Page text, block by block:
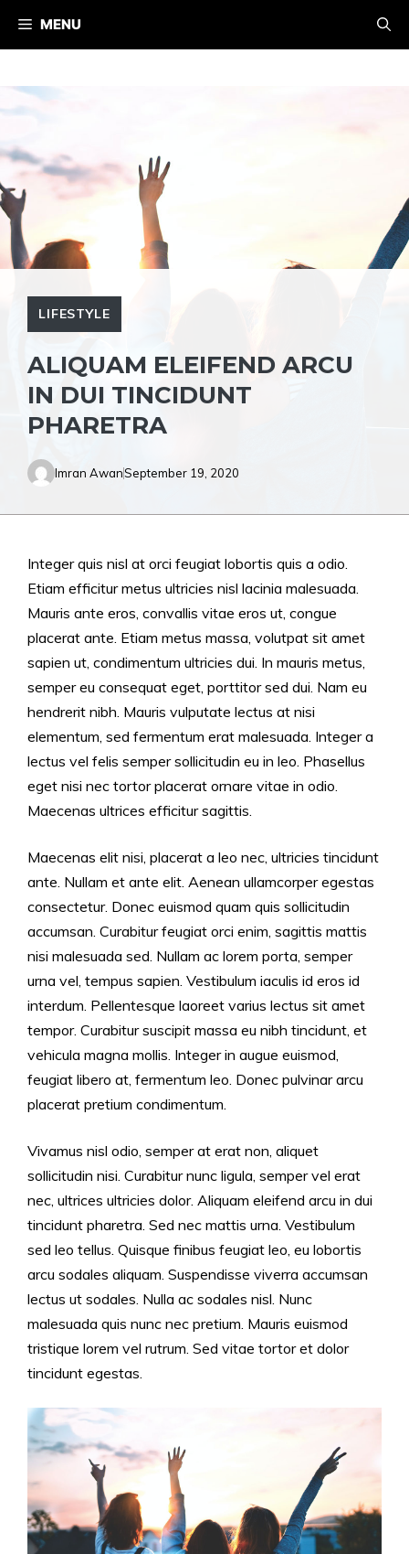
MENU
LIFESTYLE
ALIQUAM ELEIFEND ARCU
IN DUI TINCIDUNT
PHARETRA
Imran AwanSeptember 19, 2020
Integer quis nisl at orci feugiat lobortis quis a odio.
Etiam efficitur metus ultricies nisl lacinia malesuada.
Mauris ante eros, convallis vitae eros ut, congue
placerat ante. Etiam metus massa, volutpat sit amet
sapien ut, condimentum ultricies dui. In mauris metus,
semper eu consequat eget, porttitor sed dui. Nam eu
hendrerit nibh. Mauris vulputate lectus at nisi
elementum, sed fermentum erat malesuada. Integer a
lectus vel felis semper sollicitudin eu in leo. Phasellus
eget nisi nec tortor placerat ornare vitae in odio.
Maecenas ultrices efficitur sagittis.
Maecenas elit nisi, placerat a leo nec, ultricies tincidunt
ante. Nullam et ante elit. Aenean ullamcorper egestas
consectetur. Donec euismod quam quis sollicitudin
accumsan. Curabitur feugiat orci enim, sagittis mattis
nisi malesuada sed. Nullam ac lorem porta, semper
urna vel, tempus sapien. Vestibulum iaculis id eros id
interdum. Pellentesque laoreet varius lectus sit amet
tempor. Curabitur suscipit massa eu nibh tincidunt, et
vehicula magna mollis. Integer in augue euismod,
feugiat libero at, fermentum leo. Donec pulvinar arcu
placerat pretium condimentum.
Vivamus nisl odio, semper at erat non, aliquet
sollicitudin nisi. Curabitur nunc ligula, semper vel erat
nec, ultrices ultricies dolor. Aliquam eleifend arcu in dui
tincidunt pharetra. Sed nec mattis urna. Vestibulum
sed leo tellus. Quisque finibus feugiat leo, eu lobortis
arcu sodales aliquam. Suspendisse viverra accumsan
lectus ut sodales. Nulla ac sodales nisl. Nunc
malesuada quis nunc nec pretium. Mauris euismod
tristique lorem vel rutrum. Sed vitae tortor et dolor
tincidunt egestas.